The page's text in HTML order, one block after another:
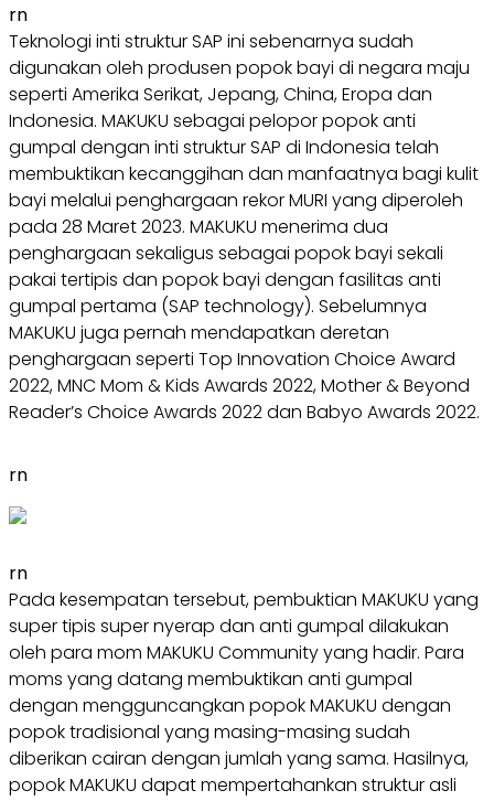
rn
Teknologi inti struktur SAP ini sebenarnya sudah
digunakan oleh produsen popok bayi di negara maju
seperti Amerika Serikat, Jepang, China, Eropa dan
Indonesia. MAKUKU sebagai pelopor popok anti
gumpal dengan inti struktur SAP di Indonesia telah
membuktikan kecanggihan dan manfaatnya bagi kulit
bayi melalui penghargaan rekor MURI yang diperoleh
pada 28 Maret 2023. MAKUKU menerima dua
penghargaan sekaligus sebagai popok bayi sekali
pakai tertipis dan popok bayi dengan fasilitas anti
gumpal pertama (SAP technology). Sebelumnya
MAKUKU juga pernah mendapatkan deretan
penghargaan seperti Top Innovation Choice Award
2022, MNC Mom & Kids Awards 2022, Mother & Beyond
Reader’s Choice Awards 2022 dan Babyo Awards 2022.
rn
rn
Pada kesempatan tersebut, pembuktian MAKUKU yang
super tipis super nyerap dan anti gumpal dilakukan
oleh para mom MAKUKU Community yang hadir. Para
moms yang datang membuktikan anti gumpal
dengan mengguncangkan popok MAKUKU dengan
popok tradisional yang masing-masing sudah
diberikan cairan dengan jumlah yang sama. Hasilnya,
popok MAKUKU dapat mempertahankan struktur asli